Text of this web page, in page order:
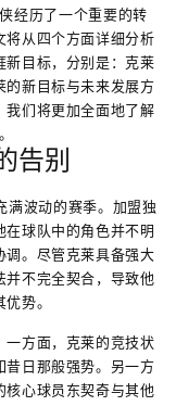
经历了一个重要的转
将从四个方面详细分析
新目标，分别是：克莱
的新目标与未来发展方
我们将更加全面地了解
告别
满波动的赛季。加盟独
球队中的角色并不明
调。尽管克莱具备强大
不完全契合，导致他
势。
一方面，克莱的竞技状
昔日那般强势。另一方
心球员东契奇与其他